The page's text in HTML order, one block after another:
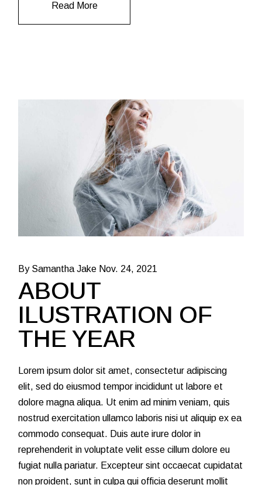
Read More
By Samantha Jake Nov. 24, 2021
ABOUT
ILUSTRATION OF
THE YEAR
Lorem ipsum dolor sit amet, consectetur adipiscing
elit, sed do eiusmod tempor incididunt ut labore et
dolore magna aliqua. Ut enim ad minim veniam, quis
nostrud exercitation ullamco laboris nisi ut aliquip ex ea
commodo consequat. Duis aute irure dolor in
reprehenderit in voluptate velit esse cillum dolore eu
fugiat nulla pariatur. Excepteur sint occaecat cupidatat
non proident, sunt in culpa qui officia deserunt mollit